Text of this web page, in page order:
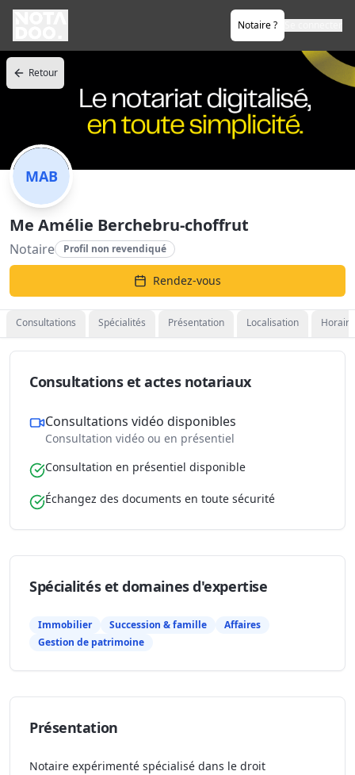
Notaire ?
Retour
MAB
Me Amélie Berchebru-choffrut
Notaire Profil non revendiqué
Rendez-vous
Consultations Spécialités Présentation Localisation
Consultations et actes notariaux
Consultations vidéo disponibles
Consultation vidéo ou en présentiel
Consultation en présentiel disponible
Échangez des documents en toute sécurité
Spécialités et domaines d'expertise
Immobilier Succession & famille
Affaires
Gestion de patrimoine
Présentation
Notaire expérimenté spécialisé dans le droit